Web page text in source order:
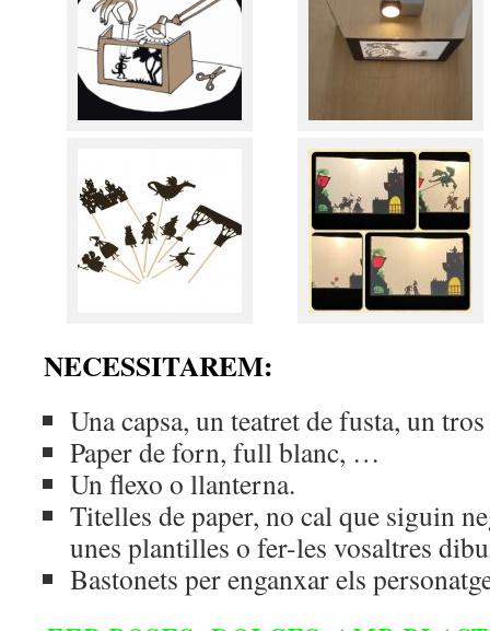
NECESSITAREM:
Una capsa, un teatret de fusta, un
Paper de forn, full blanc, …
Un flexo o llanterna.
Titelles de paper, no cal que siguin
unes plantilles o fer-les vosaltres
Bastonets per enganxar els